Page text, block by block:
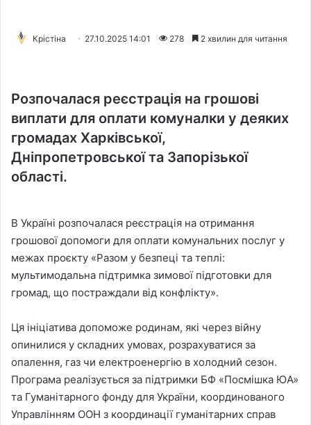
Крістіна 27.10.2025 14:01 278 2 хвилин для читання
Розпочалася реєстрація на грошові
виплати для оплати комуналки у деяких
громадах Харківської,
Дніпропетровської та Запорізької
області.
В Україні розпочалася реєстрація на отримання
грошової допомоги для оплати комунальних послуг у
межах проєкту «Разом у безпеці та теплі:
мультимодальна підтримка зимової підготовки для
громад, що постраждали від конфлікту».
Ця ініціатива допоможе родинам, які через війну
опинилися у складних умовах, розрахуватися за
опалення, газ чи електроенергію в холодний сезон.
Програма реалізується за підтримки БФ «Посмішка ЮА»
та Гуманітарного фонду для України, координованого
Управлінням ООН з координації гуманітарних справ